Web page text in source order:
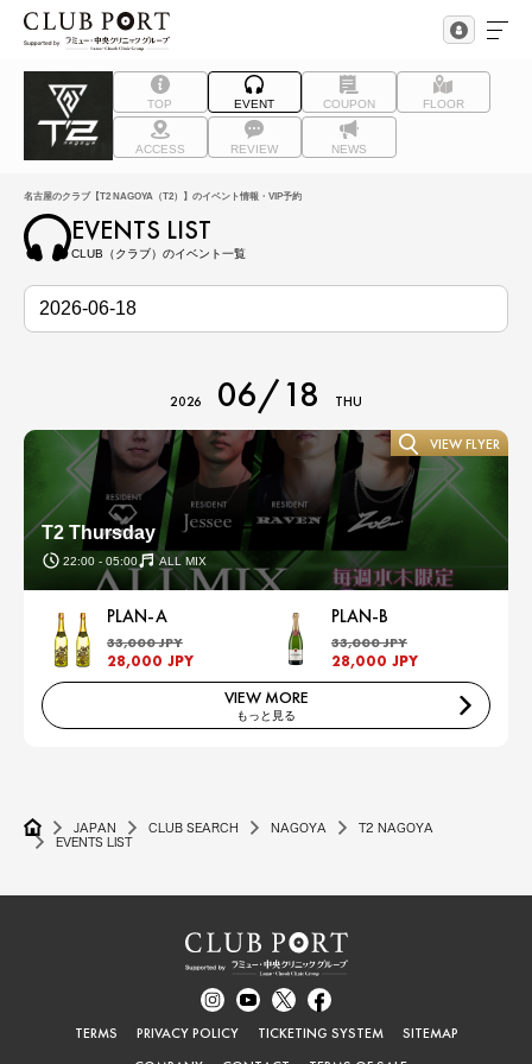
TOP EVENT COUPON FLOOR
ACCESS REVIEW NEWS
名古屋のクラブ【T2 NAGOYA（T2）】のイベント情報・VIP予約
EVENTS LIST
CLUB（クラブ）のイベント一覧
2026 06/18 THU
T2 Thursday
22:00 - 05:00 ALL MIX
VIEW FLYER
PLAN-A
33,000 JPY
28,000 JPY
PLAN-B
33,000 JPY
28,000 JPY
VIEW MORE
もっと見る
JAPAN CLUB SEARCH NAGOYA
T2 NAGOYA
EVENTS LIST
TERMS PRIVACY POLICY TICKETING SYSTEM
SITEMAP